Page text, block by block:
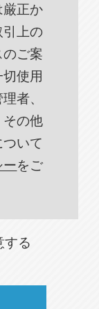
厳正か
上の
ご案
使用
者、
の他
いて
をご
する